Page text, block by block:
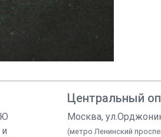
Центральный
Москва,
(метро Ленинский